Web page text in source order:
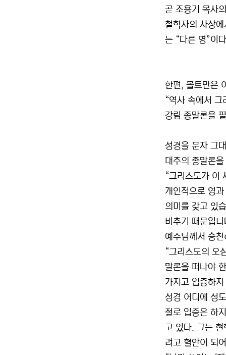
곧 조용기 목사
철학자의 사상
는 “다른 영”
한편, 몰트만은
“역사 속에서
강림 종말론을
성경을 문자 그
대주의 종말론
“그리스도가 이
개인적으로 영
의미를 갖고 있
비추기 때문입니
예수님께서 승
“그리스도의 오
말론을 떠나야
가지고 입증하
성경 어디에 성
절로 입증은 하
고 있다. 그는 현
려고 혈안이 되